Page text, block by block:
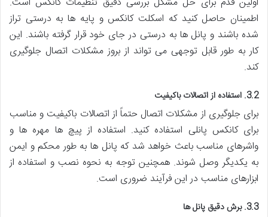
اطمینان حاصل کنید که اسکلت کانکس و پایه ها به درستی تراز
شده باشند و پانل ها به درستی در جای خود قرار گرفته باشند. این
کار به طور قابل توجهی می تواند از بروز مشکلات اتصال جلوگیری
کند.
3.2. استفاده از اتصالات باکیفیت
برای جلوگیری از مشکلات اتصال حتماً از اتصالات باکیفیت و مناسب
برای کانکس پانلی استفاده کنید. استفاده از پیچ ها مهره ها و
واشرهای مناسب باعث خواهد شد که پانل ها به طور محکم و ایمن
به یکدیگر وصل شوند. همچنین توجه به نحوه نصب و استفاده از
ابزارهای مناسب در این فرآیند ضروری است.
3.3. برش دقیق پانل ها